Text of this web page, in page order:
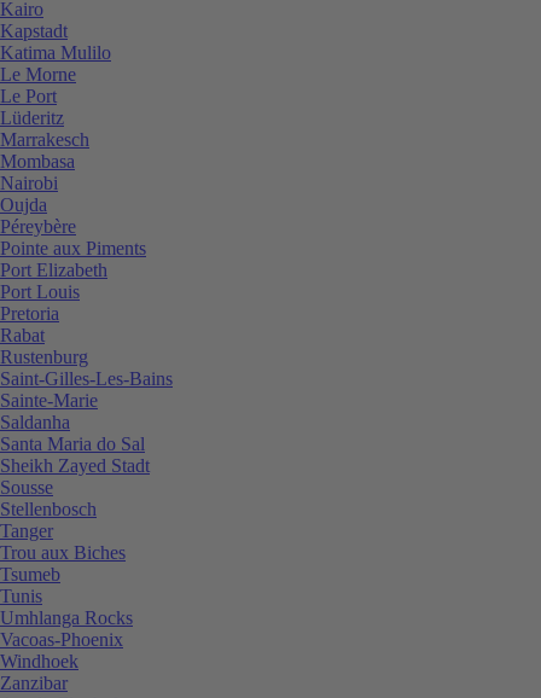
Kairo
Kapstadt
Katima Mulilo
Le Morne
Le Port
Lüderitz
Marrakesch
Mombasa
Nairobi
Oujda
Péreybère
Pointe aux Piments
Port Elizabeth
Port Louis
Pretoria
Rabat
Rustenburg
Saint-Gilles-Les-Bains
Sainte-Marie
Saldanha
Santa Maria do Sal
Sheikh Zayed Stadt
Sousse
Stellenbosch
Tanger
Trou aux Biches
Tsumeb
Tunis
Umhlanga Rocks
Vacoas-Phoenix
Windhoek
Zanzibar